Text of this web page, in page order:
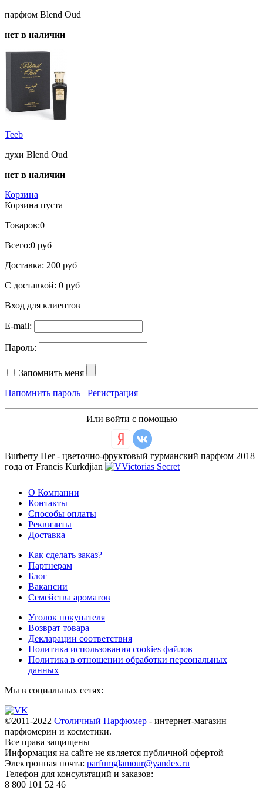
парфюм Blend Oud
нет в наличии
Teeb
духи Blend Oud
нет в наличии
Корзина
Корзина пуста
Товаров:0
Всего:0 руб
Доставка: 200 руб
С доставкой: 0 руб
Вход для клиентов
E-mail:
Пароль:
Запомнить меня
Напомнить пароль
Регистрация
Или войти с помощью
Burberry Her - цветочно-фруктовый гурманский парфюм 2018
года от Francis Kurkdjian
О Компании
Контакты
Способы оплаты
Реквизиты
Доставка
Как сделать заказ?
Партнерам
Блог
Вакансии
Семейства ароматов
Уголок покупателя
Возврат товара
Декларации соответствия
Политика использования cookies файлов
Политика в отношении обработки персональных
данных
Мы в социальных сетях:
©2011-2022 Столичный Парфюмер - интернет-магазин
парфюмерии и косметики.
Все права защищены
Информация на сайте не является публичной офертой
Электронная почта: parfumglamour@yandex.ru
Телефон для консультаций и заказов:
8 800 101 52 46